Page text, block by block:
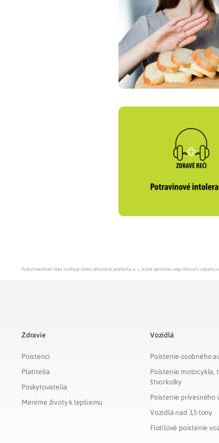
Poskytovateľom tejto služby je Union zdravotná poisťovňa, a. s., ktorá vykonáva svoju činnosť v
Zdravie
Poistenci
Platitelia
Poskytovatelia
Meníme životy k lepšiemu
Vozidlá
Poistenie osobného
Poistenie motocykla,
štvorkolky
Poistenie prívesného
Vozidlá nad 3,5 tony
Flotilové poistenie